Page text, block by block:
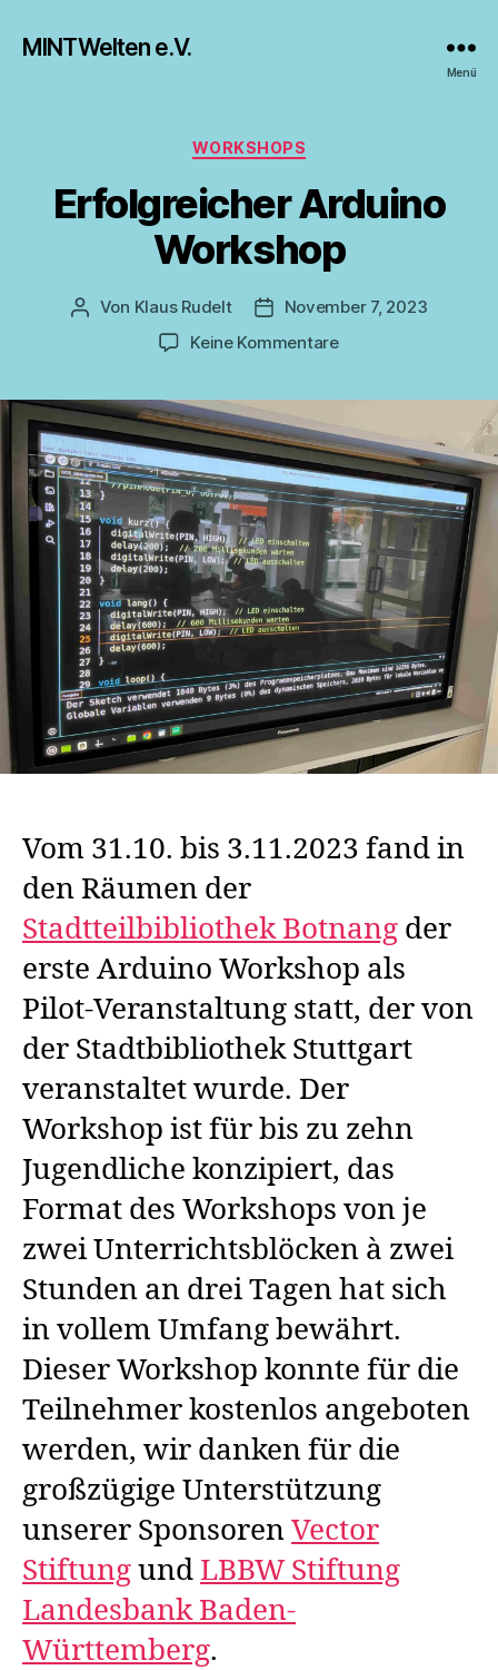
MINTWelten e.V.
Menü
Kategorien
WORKSHOPS
Erfolgreicher Arduino
Workshop
Beitragsautor
Von Klaus Rudelt Beitragsdatum
November 7, 2023
Keine Kommentarezu
Vom 31.10. bis 3.11.2023 fand in
den Räumen der
Stadtteilbibliothek Botnang der
erste Arduino Workshop als
Pilot-Veranstaltung statt, der von
der Stadtbibliothek Stuttgart
veranstaltet wurde. Der
Workshop ist für bis zu zehn
Jugendliche konzipiert, das
Format des Workshops von je
zwei Unterrichtsblöcken à zwei
Stunden an drei Tagen hat sich
in vollem Umfang bewährt.
Dieser Workshop konnte für die
Teilnehmer kostenlos angeboten
werden, wir danken für die
großzügige Unterstützung
unserer SponsorenVector
Stiftungund LBBW Stiftung
Landesbank Baden-
Württemberg.